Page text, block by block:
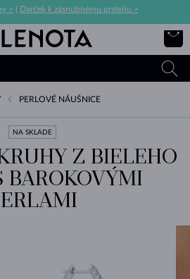
> Darček k zásnubnému prsteňu >
PERLOVÉ NÁUŠNICE
NA SKLADE
Z BIELEHO
BAROKOVÝMI